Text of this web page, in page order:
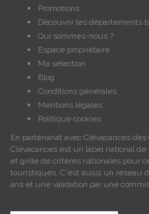
Promotions
Découvrir les départements
Qui sommes-nous ?
Espace propriétaire
Ma sélection
Blog
Conditions générales
Mentions légales
Politique cookies
En partenariat avec Clévacances
Clévacances est un label national
et grille de critères nationales pour
touristiques. C'est aussi un réseau
ans et une validation par une